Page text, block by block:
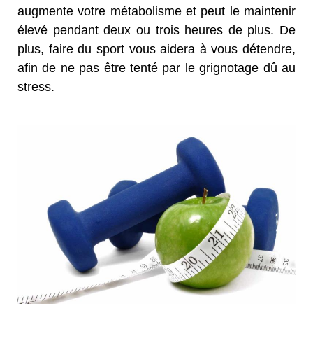
augmente votre métabolisme et peut le maintenir
élevé pendant deux ou trois heures de plus. De
plus, faire du sport vous aidera à vous détendre,
afin de ne pas être tenté par le grignotage dû au
stress.